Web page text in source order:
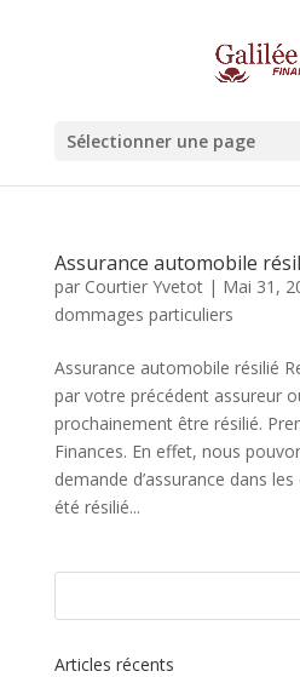
Sélectionner une page
Assurance automobile
par Courtier Yvetot| Mai 31,
dommages particuliers
Assurance automobile résilié
par votre précédent assureur
prochainement être résilié.
Finances. En effet, nous
demande d’assurance dans
été résilié...
Articles récents